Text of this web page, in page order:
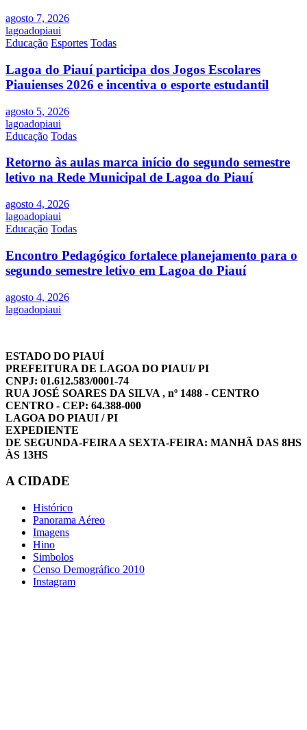
agosto 7, 2026
lagoadopiaui
Educação Esportes Todas
Lagoa do Piauí participa dos Jogos Escolares
Piauienses 2026 e incentiva o esporte estudantil
agosto 5, 2026
lagoadopiaui
Educação Todas
Retorno às aulas marca início do segundo semestre
letivo na Rede Municipal de Lagoa do Piauí
agosto 4, 2026
lagoadopiaui
Educação Todas
Encontro Pedagógico fortalece planejamento para o
segundo semestre letivo em Lagoa do Piauí
agosto 4, 2026
lagoadopiaui
ESTADO DO PIAUÍ
PREFEITURA DE LAGOA DO PIAUI/ PI
CNPJ: 01.612.583/0001-74
RUA JOSÉ SOARES DA SILVA , nº 1488 - CENTRO
CENTRO - CEP: 64.388-000
LAGOA DO PIAUI / PI
EXPEDIENTE
DE SEGUNDA-FEIRA A SEXTA-FEIRA: MANHÃ DAS 8HS
ÀS 13HS
A CIDADE
Histórico
Panorama Aéreo
Imagens
Hino
Simbolos
Censo Demográfico 2010
Instagram